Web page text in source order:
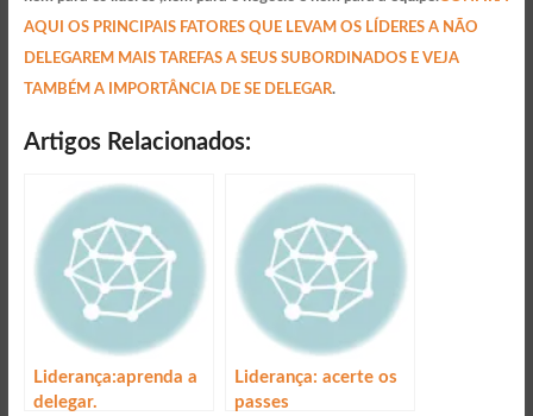
AQUI OS PRINCIPAIS FATORES QUE LEVAM OS LÍDERES A NÃO
DELEGAREM MAIS TAREFAS A SEUS SUBORDINADOS E VEJA
TAMBÉM A IMPORTÂNCIA DE SE DELEGAR.
Artigos Relacionados:
Liderança:aprenda a
delegar.
Liderança: acerte os
passes